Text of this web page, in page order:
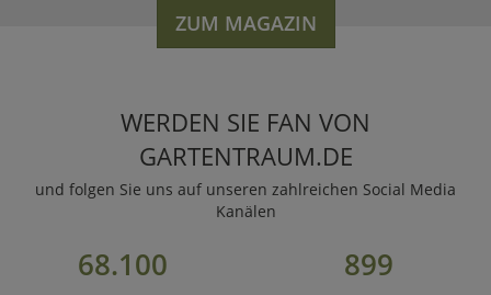
ZUM MAGAZIN
WERDEN SIE FAN VON
GARTENTRAUM.DE
und folgen Sie uns auf unseren zahlreichen Social Media
Kanälen
68.100 899